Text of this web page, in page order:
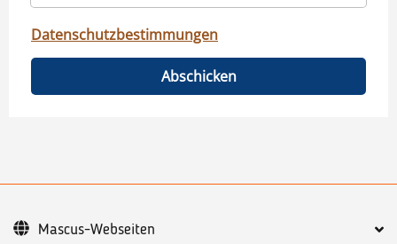
Datenschutzbestimmungen
Abschicken
Mascus-Webseiten